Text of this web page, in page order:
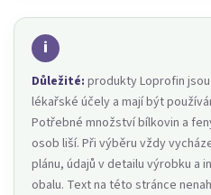
Důležité: produkty Loprofin
lékařské účely a mají být
Potřebné množství bílkovin a
osob liší. Při výběru vždy
plánu, údajů v detailu výrobku a
obalu. Text na této stránce